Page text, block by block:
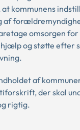
kommunens
af
omsorgen
og støtte efter
af
der skal
rigtig.